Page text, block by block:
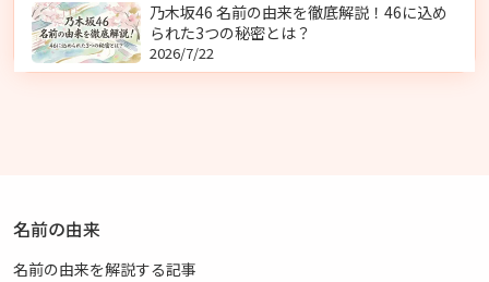
乃木坂46 名前の由来を徹底解説！46に込め
られた3つの秘密とは？
2026/7/22
名前の由来
名前の由来を解説する記事